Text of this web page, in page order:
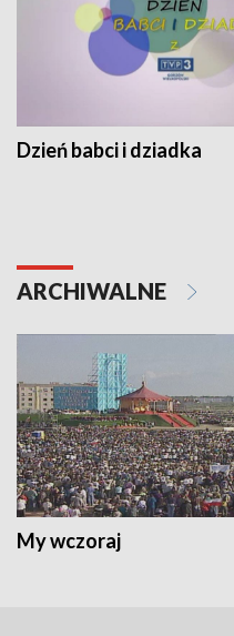
Dzień babci i dziadka
ARCHIWALNE
My wczoraj